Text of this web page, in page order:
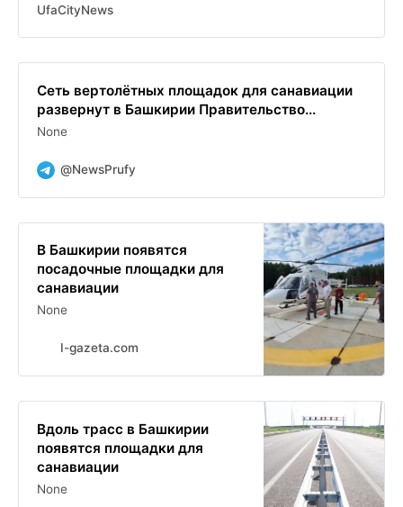
UfaCityNews
Сеть вертолётных площадок для санавиации
развернут в Башкирии Правительство...
None
@NewsPrufy
В Башкирии появятся
посадочные площадки для
санавиации
None
I-gazeta.com
Вдоль трасс в Башкирии
появятся площадки для
санавиации
None